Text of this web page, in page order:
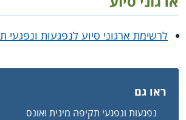
לרשימת ארגוני סיוע לנפגעות ונפגעי
ראו גם
נפגעות ונפגעי תקיפה מינית ואונס